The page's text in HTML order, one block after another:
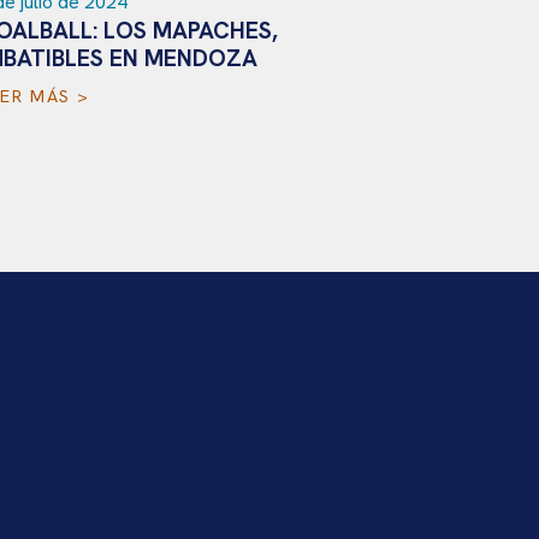
de abril de 2024
“QUEREMOS FEDERALIZAR
DISCIPLINA”